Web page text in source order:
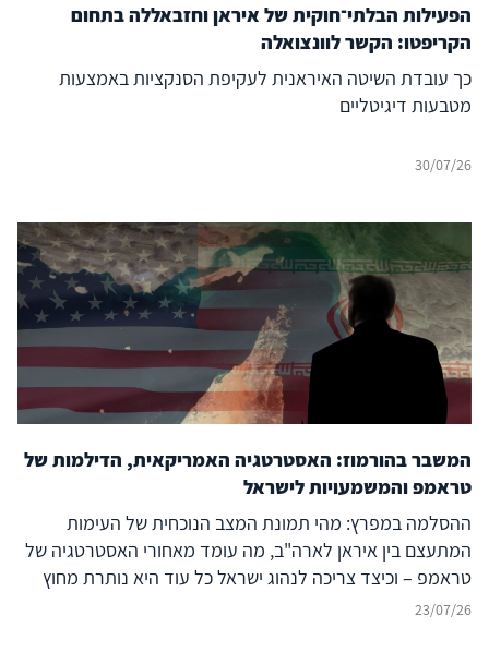
הפעילות הבלתי־חוקית של איראן וחזבאללה בתחום
הקריפטו: הקשר לוונצואלה
כך עובדת השיטה האיראנית לעקיפת הסנקציות באמצעות
מטבעות דיגיטליים
30/07/26
המשבר בהורמוז: האסטרטגיה האמריקאית, הדילמות של
טראמפ והמשמעויות לישראל
ההסלמה במפרץ: מהי תמונת המצב הנוכחית של העימות
המתעצם בין איראן לארה"ב, מה עומד מאחורי האסטרטגיה של
טראמפ – וכיצד צריכה לנהוג ישראל כל עוד היא נותרת מחוץ
לעימות?
23/07/26